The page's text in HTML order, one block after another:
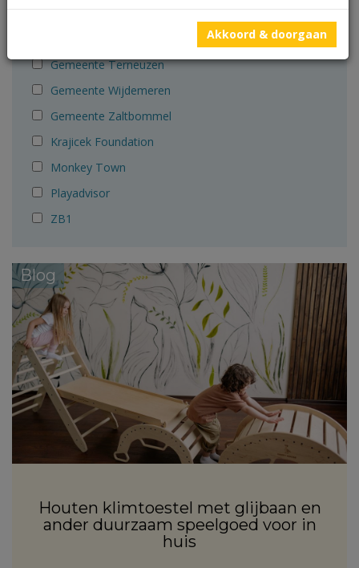
Gemeente Groningen
Gemeente Terneuzen
Gemeente Wijdemeren
Gemeente Zaltbommel
Krajicek Foundation
Monkey Town
Playadvisor
ZB1
Blog
Houten klimtoestel met glijbaan en
ander duurzaam speelgoed voor in
huis
Akkoord & doorgaan